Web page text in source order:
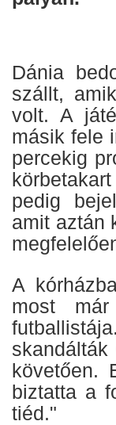
Dánia
szállt,
volt. A
másik fele
percekig
pedig
amit aztán
A
most
követően.
biztatta a
tiéd."